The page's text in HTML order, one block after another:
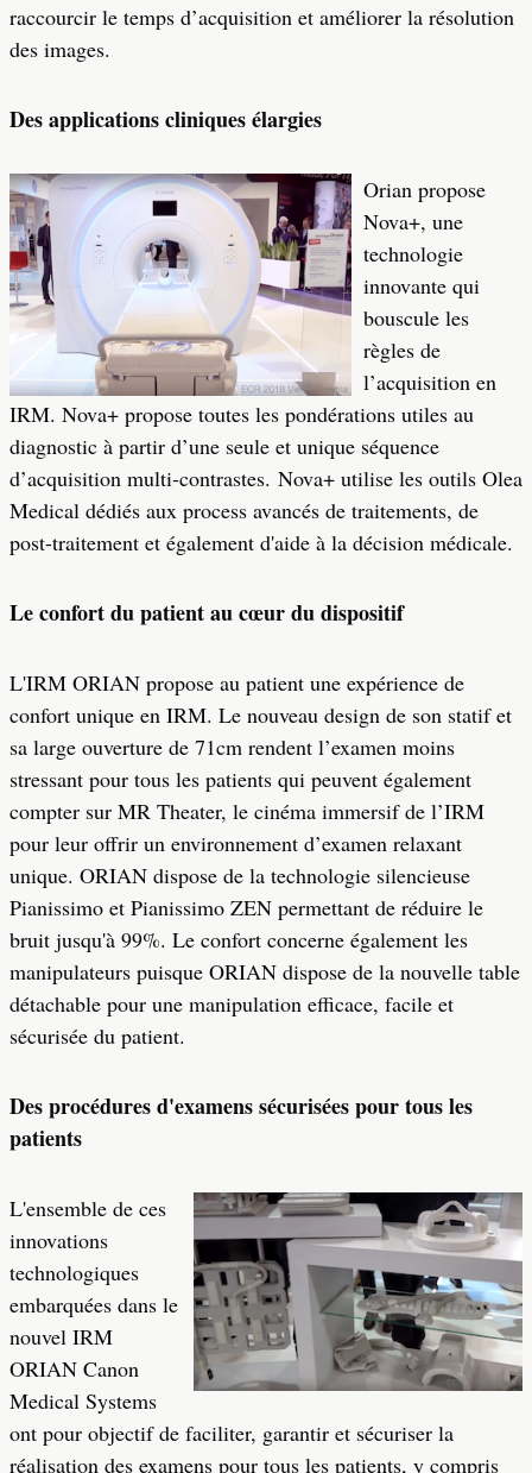
raccourcir le temps d’acquisition et améliorer la résolution
des images.
Des applications cliniques élargies
Orian propose
Nova+, une
technologie
innovante qui
bouscule les
règles de
l’acquisition en
IRM. Nova+ propose toutes les pondérations utiles au
diagnostic à partir d’une seule et unique séquence
d’acquisition multi-contrastes. Nova+ utilise les outils Olea
Medical dédiés aux process avancés de traitements, de
post-traitement et également d'aide à la décision médicale.
Le confort du patient au cœur du dispositif
L'IRM ORIAN propose au patient une expérience de
confort unique en IRM. Le nouveau design de son statif et
sa large ouverture de 71cm rendent l’examen moins
stressant pour tous les patients qui peuvent également
compter sur MR Theater, le cinéma immersif de l’IRM
pour leur offrir un environnement d’examen relaxant
unique. ORIAN dispose de la technologie silencieuse
Pianissimo et Pianissimo ZEN permettant de réduire le
bruit jusqu'à 99%. Le confort concerne également les
manipulateurs puisque ORIAN dispose de la nouvelle table
détachable pour une manipulation efficace, facile et
sécurisée du patient.
Des procédures d'examens sécurisées pour tous les
patients
L'ensemble de ces
innovations
technologiques
embarquées dans le
nouvel IRM
ORIAN Canon
Medical Systems
ont pour objectif de faciliter, garantir et sécuriser la
réalisation des examens pour tous les patients, y compris